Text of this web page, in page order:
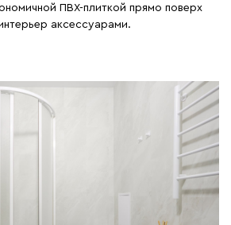
ПВХ-плиткой прямо поверх
аксессуарами.